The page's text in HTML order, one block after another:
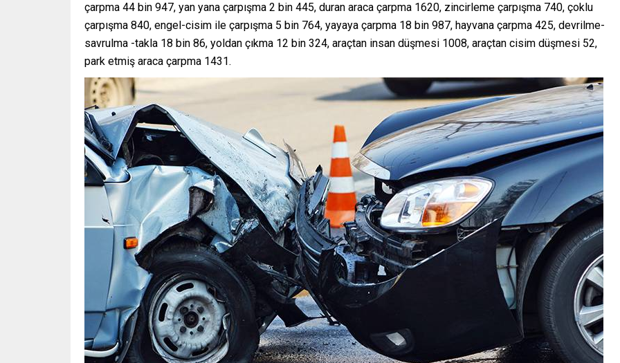
çarpma 44 bin 947, yan yana çarpışma 2 bin 445, duran araca çarpma 1620, zincirleme çarpışma 740, çoklu
çarpışma 840, engel-cisim ile çarpışma 5 bin 764, yayaya çarpma 18 bin 987, hayvana çarpma 425, devrilme-
savrulma -takla 18 bin 86, yoldan çıkma 12 bin 324, araçtan insan düşmesi 1008, araçtan cisim düşmesi 52,
park etmiş araca çarpma 1431.